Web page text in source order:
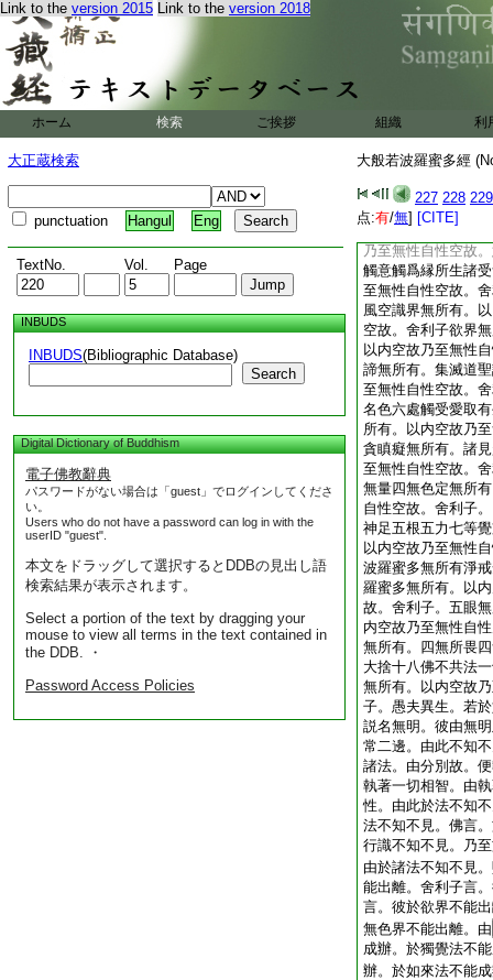
Link to the version 2015 Link to the version 2018
ホーム 検索 ご挨拶 組織 利
大正蔵検索
punctuation Hangul Eng
TextNo. Vol. Page
INBUDS
INBUDS(Bibliographic Database)
Search
Digital Dictionary of Buddhism
電子佛教辭典
パスワードがない場合は「guest」でログインしてくださ
い。
Users who do not have a password can log in with the
userID "guest".
本文をドラッグして選択するとDDBの見出し語
検索結果が表示されます。
Select a portion of the text by dragging your
mouse to view all terms in the text contained in
the DDB. ・
Password Access Policies
大般若波羅蜜多經
227 228 229
点:有/無] [CITE]
身意處無所有。以
故。色處無所有。
内空故乃至無性自
界眼識界及眼觸眼
耳識界及耳觸耳觸
内空故乃至無性自
界及鼻觸鼻觸爲縁
空故乃至無性自性
及舌觸舌觸爲縁所
故乃至無性自性空
身觸身觸爲縁所生
乃至無性自性空故
觸意觸爲縁所生諸
至無性自性空故。
風空識界無所有。
空故。舍利子欲界
以内空故乃至無性
諦無所有。集滅道
至無性自性空故。
名色六處觸受愛取
所有。以内空故乃
貪瞋癡無所有。諸
至無性自性空故。
無量四無色定無所
自性空故。舍利子
神足五根五力七等
以内空故乃至無性
波羅蜜多無所有淨
羅蜜多無所有。以
故。舍利子。五眼
内空故乃至無性自
無所有。四無所畏
大捨十八佛不共法
無所有。以内空故
子。愚夫異生。若
説名無明。彼由無
常二邊。由此不知
諸法。由分別故。
執著一切相智。由
性。由此於法不知
法不知不見。佛言
行識不知不見。乃
由於諸法不知不見
能出離。舍利子言
言。彼於欲界不能
無色界不能出離。由
成辦。於獨覺法不
辦。於如來法不能